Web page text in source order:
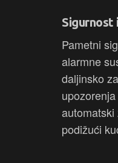
Sigurnost
Pametni
alarmne
daljinsko
podižući